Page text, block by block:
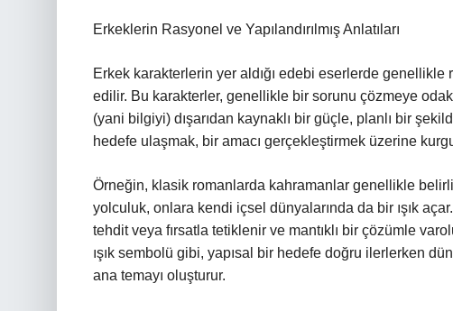
Erkeklerin Rasyonel ve Yapılandırılmış Anlatıları
Erkek karakterlerin yer aldığı edebi eserlerde genellikle
edilir. Bu karakterler, genellikle bir sorunu çözmeye
(yani bilgiyi) dışarıdan kaynaklı bir güçle, planlı bir
hedefe ulaşmak, bir amacı gerçekleştirmek üzerine
Örneğin, klasik romanlarda kahramanlar genellikle
yolculuk, onlara kendi içsel dünyalarında da bir ışık
tehdit veya fırsatla tetiklenir ve mantıklı bir çözümle
ışık sembolü gibi, yapısal bir hedefe doğru ilerlerken
ana temayı oluşturur.